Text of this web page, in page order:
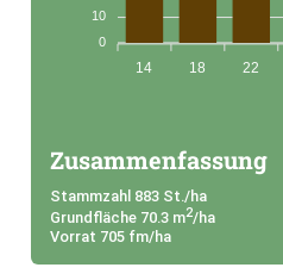
14 18 22
10
0
Zusammenfassung
Stammzahl 883 St./ha
Grundfläche 70.3 m2/ha
Vorrat 705 fm/ha